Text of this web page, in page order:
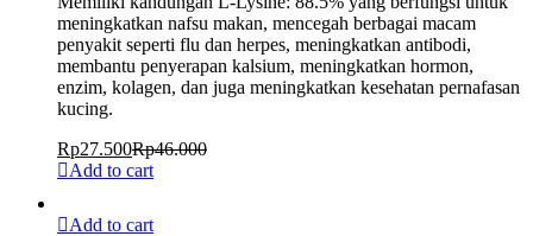
meningkatkan nafsu makan, mencegah berbagai macam
penyakit seperti flu dan herpes, meningkatkan antibodi,
membantu penyerapan kalsium, meningkatkan hormon,
enzim, kolagen, dan juga meningkatkan kesehatan pernafasan
kucing.
Rp27.500Rp46.000
Add to cart
Add to cart